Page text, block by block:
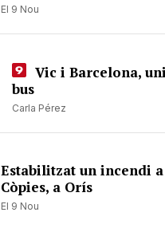
El 9 Nou
Vic i Barcelona,
bus
Carla Pérez
Estabilitzat un incendi
Còpies, a Orís
El 9 Nou